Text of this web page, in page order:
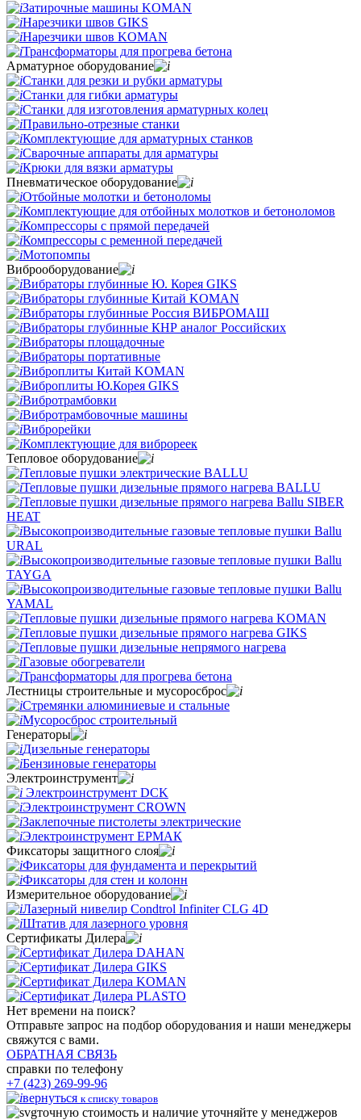
Затирочные машины KOMAN
Нарезчики швов GIKS
Нарезчики швов KOMAN
Трансформаторы для прогрева бетона
Арматурное оборудование
Станки для резки и рубки арматуры
Станки для гибки арматуры
Станки для изготовления арматурных колец
Правильно-отрезные станки
Комплектующие для арматурных станков
Сварочные аппараты для арматуры
Крюки для вязки арматуры
Пневматическое оборудование
Отбойные молотки и бетоноломы
Комплектующие для отбойных молотков и бетоноломов
Компрессоры с прямой передачей
Компрессоры с ременной передачей
Мотопомпы
Виброоборудование
Вибраторы глубинные Ю. Корея GIKS
Вибраторы глубинные Китай KOMAN
Вибраторы глубинные Россия ВИБРОМАШ
Вибраторы глубинные КНР аналог Российских
Вибраторы площадочные
Вибраторы портативные
Виброплиты Китай KOMAN
Виброплиты Ю.Корея GIKS
Вибротрамбовки
Вибротрамбовочные машины
Виброрейки
Комплектующие для виброреек
Тепловое оборудование
Тепловые пушки электрические BALLU
Тепловые пушки дизельные прямого нагрева BALLU
Тепловые пушки дизельные прямого нагрева Ballu SIBER
HEAT
Высокопроизводительные газовые тепловые пушки Ballu
URAL
Высокопроизводительные газовые тепловые пушки Ballu
TAYGA
Высокопроизводительные газовые тепловые пушки Ballu
YAMAL
Тепловые пушки дизельные прямого нагрева KOMAN
Тепловые пушки дизельные прямого нагрева GIKS
Тепловые пушки дизельные непрямого нагрева
Газовые обогреватели
Трансформаторы для прогрева бетона
Лестницы строительные и мусоросброс
Стремянки алюминиевые и стальные
Мусоросброс строительный
Генераторы
Дизельные генераторы
Бензиновые генераторы
Электроинструмент
Электроинструмент DCK
Электроинструмент CROWN
Заклепочные пистолеты электрические
Электроинструмент ЕРМАК
Фиксаторы защитного слоя
Фиксаторы для фундамента и перекрытий
Фиксаторы для стен и колонн
Измерительное оборудование
Лазерный нивелир Condtrol Infiniter CLG 4D
Штатив для лазерного уровня
Сертификаты Дилера
Сертификат Дилера DAHAN
Сертификат Дилера GIKS
Сертификат Дилера KOMAN
Сертификат Дилера PLASTO
Нет времени на поиск?
Отправьте запрос на подбор оборудования и наши менеджеры
свяжутся с вами.
ОБРАТНАЯ СВЯЗЬ
справки по телефону
+7 (423) 269-99-96
вернуться к списку товаров
точную стоимость и наличие уточняйте у менеджеров